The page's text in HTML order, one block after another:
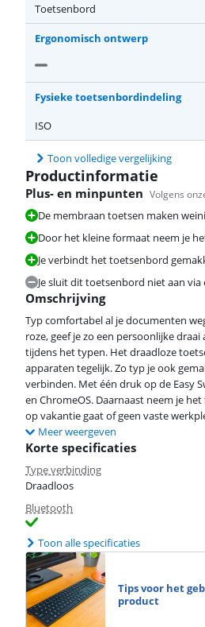
Toetsenbord
Ergonomisch ontwerp
Fysieke toetsenbordindeling
ISO
Toon volledige vergelijking
Productinformatie
Plus- en minpunten Volgens
De membraan toetsen maken
Door het kleine formaat neem je
Je verbindt het toetsenbord
Je sluit dit toetsenbord niet aan
Omschrijving
Typ comfortabel al je documenten
roze, geef je zo een persoonlijke
tijdens het typen. Het draadloze
apparaten tegelijk. Zo typ je ook
verbinden. Met één druk op de Easy
en ChromeOS. Daarnaast neem je
op vakantie gaat of geen vaste
Meer weergeven
Korte specificaties
Type verbinding
Draadloos
Bluetooth
Toon alle specificaties
Tips voor het
product